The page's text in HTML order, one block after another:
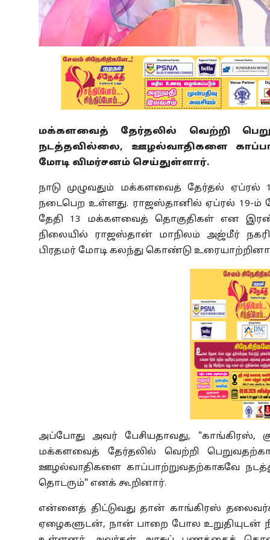
மக்களவைத் தேர்தலில் வெற்றி
நடத்தவில்லை, ஊழல்வாதிகளை
மோடி விமர்சனம் செய்துள்ளார்.
நாடு முழுவதும் மக்களவைத் தேர்தல்
நடைபெற உள்ளது. ராஜஸ்தானில் ஏப்ரல் 19-ம்
தேதி 13 மக்களவைத் தொகுதிகள் என
நிலையில் ராஜஸ்தான் மாநிலம் அஜ்மீர்
பிரதமர் மோடி கலந்து கொண்டு
அப்போது அவர் பேசியதாவது, "காங்கிரஸ்,
மக்களவைத் தேர்தலில் வெற்றி
ஊழல்வாதிகளை காப்பாற்றுவதற்காகவே
தொடரும்" எனக் கூறினார்.
என்னைத் திட்டுவது தான் காங்கிரஸ்
ஏழைகளுடன், நான் பாறை போல உறுதியுடன்